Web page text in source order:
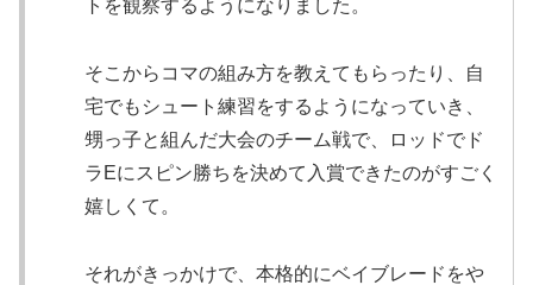
トを観察するようになりました。
そこからコマの組み方を教えてもらったり、自
宅でもシュート練習をするようになっていき、
甥っ子と組んだ大会のチーム戦で、ロッドでド
ラEにスピン勝ちを決めて入賞できたのがすごく
嬉しくて。
それがきっかけで、本格的にベイブレードをや